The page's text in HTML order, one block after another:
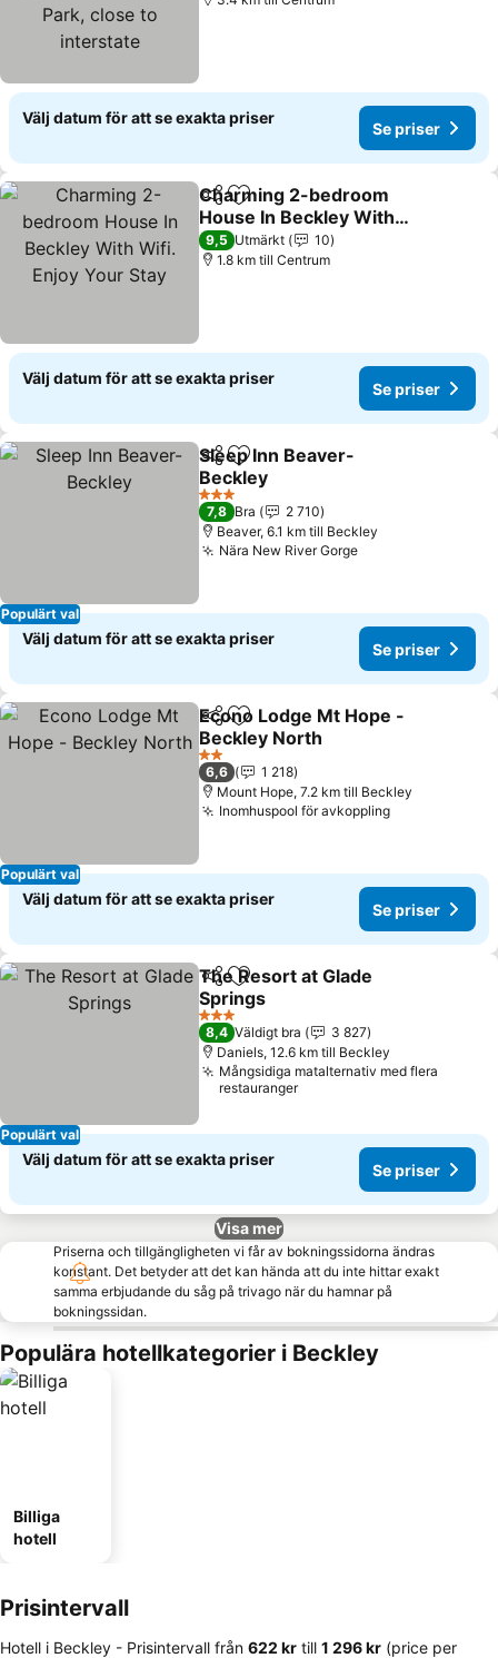
Välj datum för att se exakta priser
Se priser
Dela Lägg till i Mina Favoriter
Charming 2-bedroom
House In Beckley With
Wifi. Enjoy Your Stay
Se priser
9,5 Utmärkt
10
1.8 km till Centrum
Välj datum för att se exakta priser
Se priser
Populärt val
Dela Lägg till i Mina Favoriter
Sleep Inn Beaver-
Beckley
Se priser
3 Stjärnor
7,8 Bra
2 710
Beaver, 6.1 km till Beckley
Nära New River GorgeSe priser
Välj datum för att se exakta priser
Se priser
Populärt val
Dela Lägg till i Mina Favoriter
Econo Lodge Mt Hope -
Beckley North
Se priser
2 Stjärnor
6,6
1 218
Mount Hope, 7.2 km till Beckley
Inomhuspool för avkopplingSe priser
Välj datum för att se exakta priser
Se priser
Populärt val
Dela Lägg till i Mina Favoriter
The Resort at Glade
Springs
Se priser
3 Stjärnor
8,4 Väldigt bra
3 827
Daniels, 12.6 km till Beckley
Mångsidiga matalternativ med flera
restauranger
Välj datum för att se exakta priser
Se priser
Visa mer
Priserna och tillgängligheten vi får av bokningssidorna ändras
konstant. Det betyder att det kan hända att du inte hittar exakt
samma erbjudande du såg på trivago när du hamnar på
bokningssidan.
Populära hotellkategorier i Beckley
Billiga
hotell
Prisintervall
Hotell i Beckley - Prisintervall från ‎622 kr till ‎1 296 kr (price per